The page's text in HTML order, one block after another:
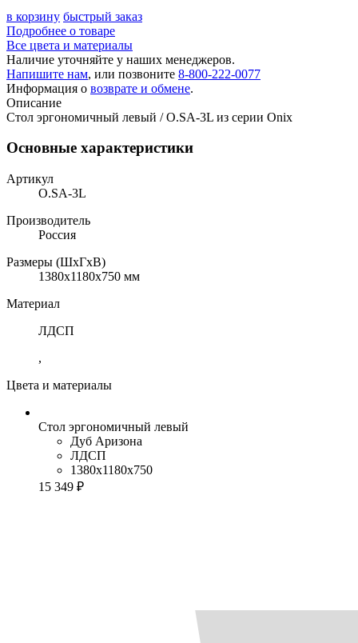
в корзину быстрый заказ
Подробнее о товаре
Все цвета и материалы
Наличие уточняйте у наших менеджеров.
Напишите нам, или позвоните 8-800-222-0077
Информация о возврате и обмене.
Описание
Стол эргономичный левый / O.SA-3L из серии Onix
Основные характеристики
Артикул
O.SA-3L
Производитель
Россия
Размеры (ШхГхВ)
1380x1180x750 мм
Материал
ЛДСП
,
Цвета и материалы
Стол эргономичный левый
Дуб Аризона
ЛДСП
1380x1180x750
15 349 ₽